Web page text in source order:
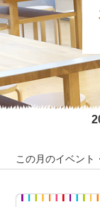
この月のイベント